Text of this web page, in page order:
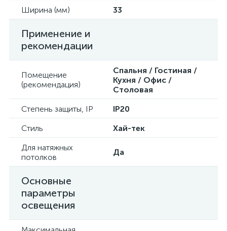
Ширина (мм)
33
Применение и
рекомендации
Помещение
(рекомендация)
Спальня / Гостиная /
Кухня / Офис /
Столовая
Степень защиты, IP
IP20
Стиль
Хай-тек
Для натяжных
потолков
Да
Основные
параметры
освещения